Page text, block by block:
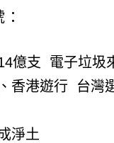
億支 電子垃圾
香港遊行 台灣
淨土